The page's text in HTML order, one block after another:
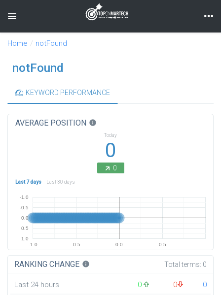
Toggle navigation
Home notFound
notFound
KEYWORD PERFORMANCE
AVERAGE POSITION info
Today
0
0
Last 7 days Last 30 days
-1.0 -0.5 0.0 0.5
-1.0
-0.5
0.0
0.5
1.0
RANKING CHANGE info Total terms: 0
Last 24 hours 0 0
0